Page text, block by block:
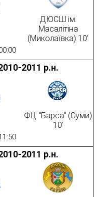
ДЮСШ ім.
Масалітіна
(Миколаївка) 10'
2011 р.н.
ФЦ "Барса" (Суми)
10'
2011 р.н.